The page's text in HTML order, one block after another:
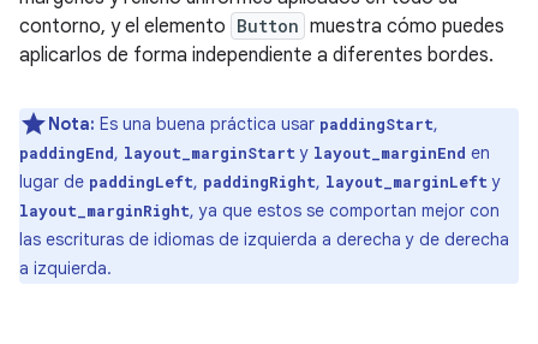
contorno, y el elemento Button muestra cómo puedes
aplicarlos de forma independiente a diferentes bordes.
Nota: Es una buena práctica usar paddingStart,
paddingEnd, layout_marginStarty layout_marginEnd en
lugar de paddingLeft, paddingRight, layout_marginLefty
layout_marginRight, ya que estos se comportan mejor con
las escrituras de idiomas de izquierda a derecha y de derecha
a izquierda.